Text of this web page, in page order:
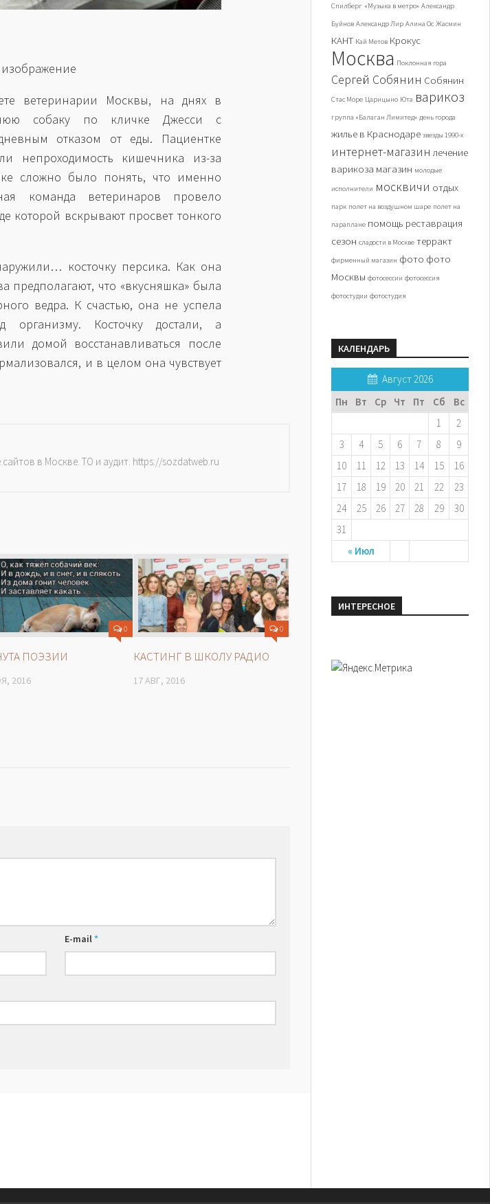
ветеринарии Москвы, на днях в
собаку по кличке Джесси с
отказом от еды. Пациентке
непроходимость кишечника из-за
сложно было понять, что именно
команда ветеринаров провело
которой вскрывают просвет тонкого
косточку персика. Как она
предполагают, что «вкусняшка» была
ведра. К счастью, она не успела
организму. Косточку достали, а
домой восстанавливаться после
и в целом она чувствует
в Москве. ТО и аудит. https://sozdatweb.ru
0
ПОЭЗИИ
2016
0
КАСТИНГ В ШКОЛУ РАДИО
17 АВГ, 2016
E-mail*
Спилберг «Музыка в метро» Александр
Буйнов Александр Лир Алина Ос Жасмин
КАНТ Кай Метов Крокус
Москва Поклонная гора
Сергей Собянин Собянин
Стас Море Царицыно Юта варикоз
группа «Балаган Лимитед» день города
жилье в Краснодаре звезды 1990-х
интернет-магазин лечение
варикоза магазин молодые
исполнители москвичи отдых
парк полет на воздушном шаре полет на
параплане помощь реставрация
сезон сладости в Москве терракт
фирменный магазин фото фото
Москвы фотосессии фотосессия
фотостудии фотостудия
КАЛЕНДАРЬ
Август 2026
Пн
Вт Ср Чт Пт Сб Вс
« Июл
1
2
3
4 5 6 7 8
9
10
11 12 13 14 15
16
17
18 19 20 21 22
23
24
25 26 27 28 29
30
31
ИНТЕРЕСНОЕ